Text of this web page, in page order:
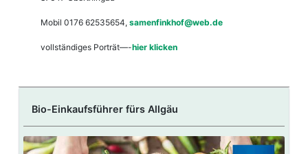
Mobil 0176 62535654, samenfinkhof@web.de
vollständiges Porträt—-hier klicken
Bio-Einkaufsführer fürs Allgäu